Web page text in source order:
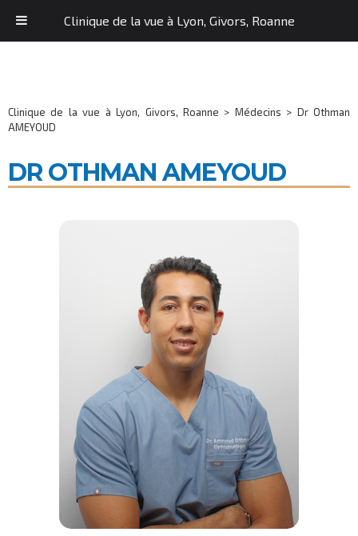
Clinique de la vue à Lyon, Givors, Roanne > Médecins > Dr Othman
AMEYOUD
DR OTHMAN AMEYOUD
Clinique de la vue à Lyon, Givors, Roanne